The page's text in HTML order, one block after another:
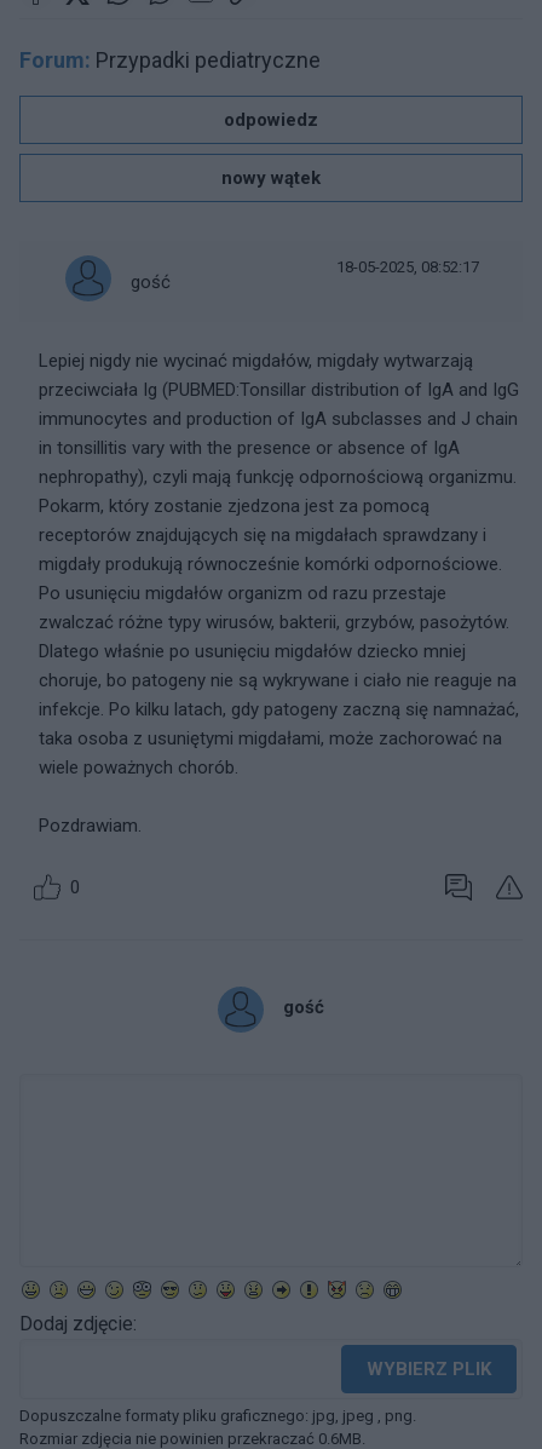
Forum: Przypadki pediatryczne
odpowiedz
nowy wątek
gość
18-05-2025, 08:52:17
Lepiej nigdy nie wycinać migdałów, migdały wytwarzają
przeciwciała Ig (PUBMED:Tonsillar distribution of IgA and IgG
immunocytes and production of IgA subclasses and J chain
in tonsillitis vary with the presence or absence of IgA
nephropathy), czyli mają funkcję odpornościową organizmu.
Pokarm, który zostanie zjedzona jest za pomocą
receptorów znajdujących się na migdałach sprawdzany i
migdały produkują równocześnie komórki odpornościowe.
Po usunięciu migdałów organizm od razu przestaje
zwalczać różne typy wirusów, bakterii, grzybów, pasożytów.
Dlatego właśnie po usunięciu migdałów dziecko mniej
choruje, bo patogeny nie są wykrywane i ciało nie reaguje na
infekcje. Po kilku latach, gdy patogeny zaczną się namnażać,
taka osoba z usuniętymi migdałami, może zachorować na
wiele poważnych chorób.
Pozdrawiam.
0
gość
Dodaj zdjęcie:
WYBIERZ PLIK
Dopuszczalne formaty pliku graficznego: jpg, jpeg , png.
Rozmiar zdjęcia nie powinien przekraczać 0.6MB.